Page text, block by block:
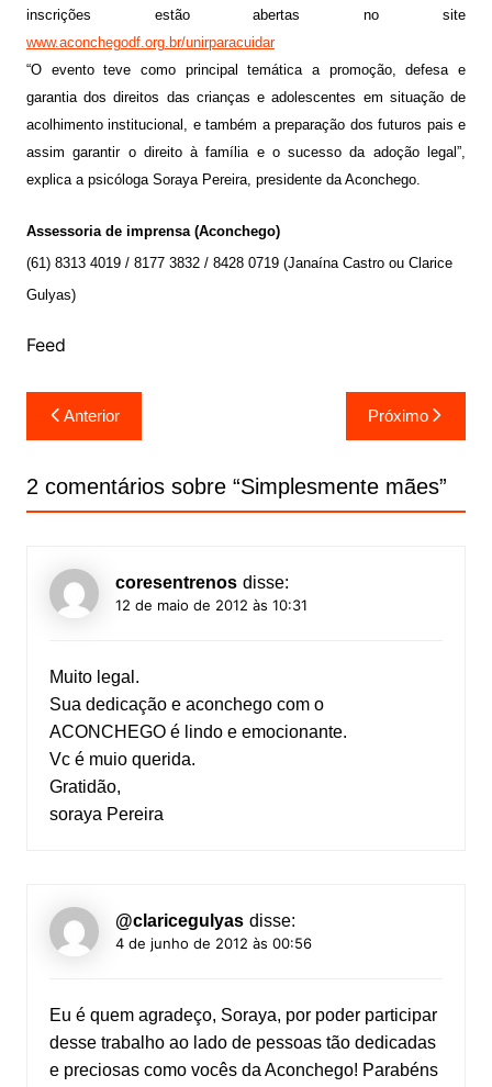
inscrições estão abertas no site
www.aconchegodf.org.br/unirparacuidar
“O evento teve como principal temática a promoção, defesa e
garantia dos direitos das crianças e adolescentes em situação de
acolhimento institucional, e também a preparação dos futuros pais e
assim garantir o direito à família e o sucesso da adoção legal”,
explica a psicóloga Soraya Pereira, presidente da Aconchego.
Assessoria de imprensa (Aconchego)
(61) 8313 4019 / 8177 3832 / 8428 0719 (Janaína Castro ou Clarice
Gulyas)
Feed
Navegação
de
Post
Anterior Próximo
2 comentários sobre “Simplesmente mães”
coresentrenos disse:
12 de maio de 2012 às 10:31
Muito legal.
Sua dedicação e aconchego com o
ACONCHEGO é lindo e emocionante.
Vc é muio querida.
Gratidão,
soraya Pereira
@claricegulyas disse:
4 de junho de 2012 às 00:56
Eu é quem agradeço, Soraya, por poder participar
desse trabalho ao lado de pessoas tão dedicadas
e preciosas como vocês da Aconchego! Parabéns